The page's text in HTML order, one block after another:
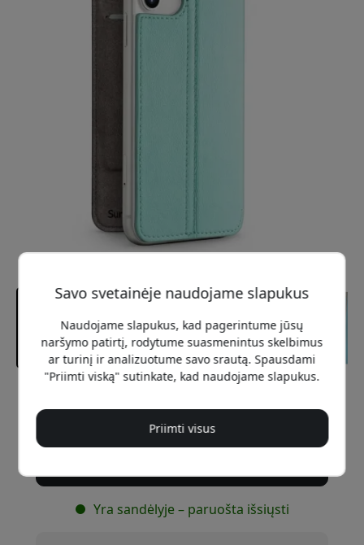
49.99 EUR
Yra sandėlyje – paruošta išsiųsti
Savo svetainėje naudojame slapukus
Naudojame slapukus, kad pagerintume jūsų
naršymo patirtį, rodytume suasmenintus skelbimus
ar turinį ir analizuotume savo srautą. Spausdami
"Priimti viską" sutinkate, kad naudojame slapukus.
Priimti visus